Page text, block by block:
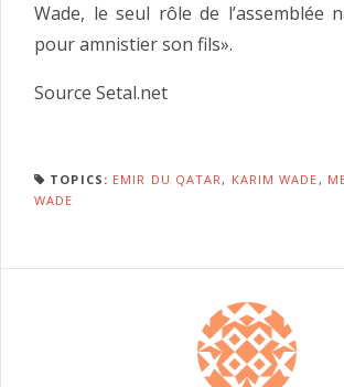
Wade, le seul rôle de l’assemblée
pour amnistier son fils».
Source Setal.net
TOPICS: EMIR DU QATAR, KARIM WADE,
WADE